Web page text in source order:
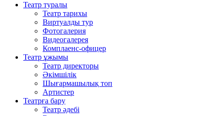
Театр туралы
Театр тарихы
Виртуалды тур
Фотогалерия
Видеогалерея
Комплаенс-офицер
Театр ұжымы
Театр директоры
Әкімшілік
Шығармашылық топ
Артистер
Театрға бару
Театр әдебі